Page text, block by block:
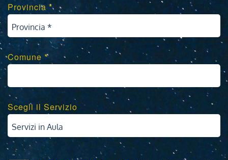
Provincia *
Provincia *
Comune *
Scegli il Servizio
Servizi in Aula